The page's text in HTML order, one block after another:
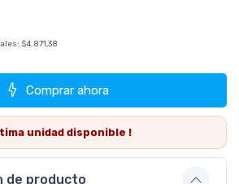
$4.871,38
Comprar ahora
unidad disponible !
de producto